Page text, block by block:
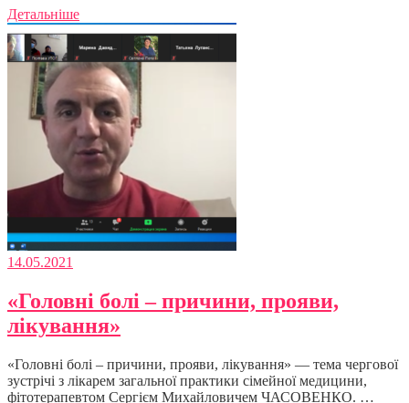
Детальніше
14.05.2021
«Головні болі – причини, прояви,
лікування»
«Головні болі – причини, прояви, лікування» — тема чергової
зустрічі з лікарем загальної практики сімейної медицини,
фітотерапевтом Сергієм Михайловичем ЧАСОВЕНКО. …